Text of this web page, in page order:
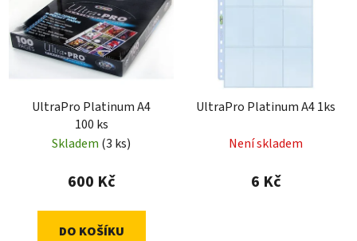
UltraPro Platinum A4
100 ks
Skladem (3 ks)
600 Kč
DO KOŠÍKU
UltraPro Platinum A4 1ks
Není skladem
6 Kč